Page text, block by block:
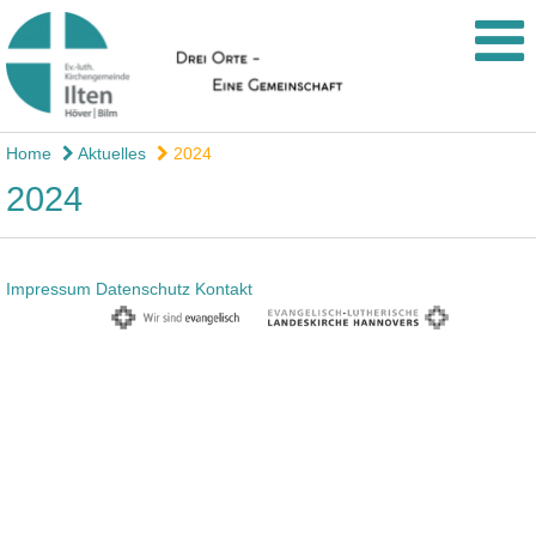
Home Aktuelles 2024
2024
Impressum Datenschutz Kontakt